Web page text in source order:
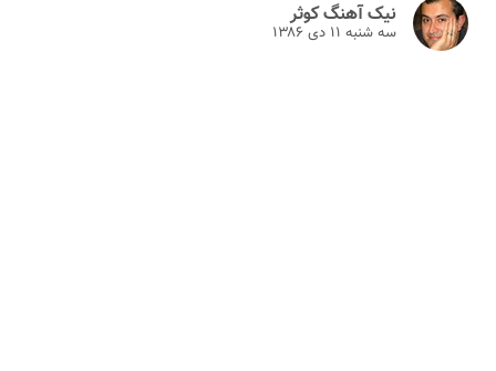
نیک آهنگ کوثر
سه شنبه ۱۱ دى ۱۳۸۶